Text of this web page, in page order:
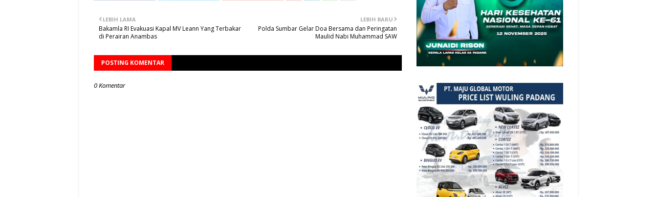
LEBIH BARU
Polda Sumbar Gelar Doa Bersama dan Peringatan
Maulid Nabi Muhammad SAW
LEBIH LAMA
Bakamla RI Evakuasi Kapal MV Leann Yang Terbakar
di Perairan Anambas
POSTING KOMENTAR
0 Komentar